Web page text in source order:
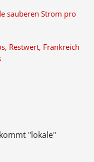
sauberen Strom pro
Restwert, Frankreich
"lokale"